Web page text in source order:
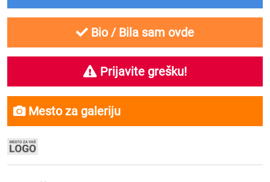
Bio / Bila sam ovde
Prijavite grešku!
Mesto za galeriju